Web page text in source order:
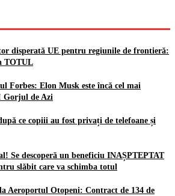
disperată UE pentru regiunile de frontieră:
TOTUL
Forbes: Elon Musk este încă cel mai
Gorjul de Azi
ce copiii au fost privați de telefoane și
Se descoperă un beneficiu INAȘPTEPTAT
slăbit care va schimba totul
Aeroportul Otopeni: Contract de 134 de